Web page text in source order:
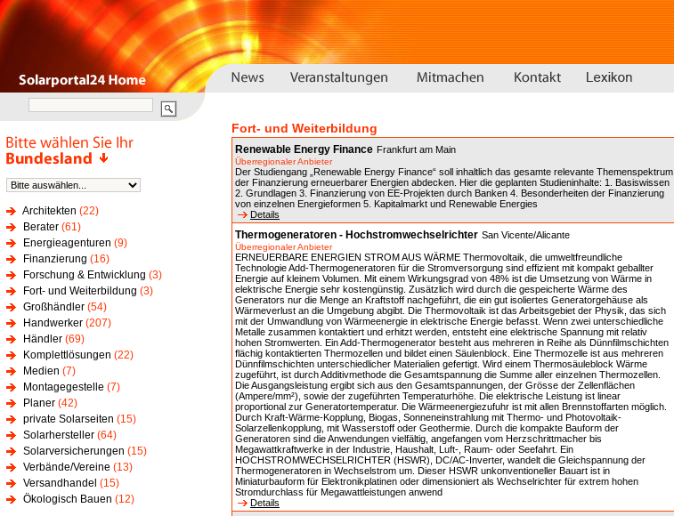
Architekten (22)
Berater (61)
Energieagenturen (9)
Finanzierung (16)
Forschung & Entwicklung (3)
Fort- und Weiterbildung (3)
Großhändler (54)
Handwerker (207)
Händler (69)
Komplettlösungen (22)
Medien (7)
Montagegestelle (7)
Planer (42)
private Solarseiten (15)
Solarhersteller (64)
Solarversicherungen (15)
Verbände/Vereine (13)
Versandhandel (15)
Ökologisch Bauen (12)
Fort- und Weiterbildung
Renewable Energy Finance Frankfurt am Main
Überregionaler Anbieter
Der Studiengang „Renewable Energy Finance“ soll inhaltlich das gesamte relevante Themenspektrum
der Finanzierung erneuerbarer Energien abdecken. Hier die geplanten Studieninhalte: 1. Basiswissen
2. Grundlagen 3. Finanzierung von EE-Projekten durch Banken 4. Besonderheiten der Finanzierung
von einzelnen Energieformen 5. Kapitalmarkt und Renewable Energies
Details
Thermogeneratoren - Hochstromwechselrichter San Vicente/Alicante
Überregionaler Anbieter
ERNEUERBARE ENERGIEN STROM AUS WÄRME Thermovoltaik, die umweltfreundliche
Technologie Add-Thermogeneratoren für die Stromversorgung sind effizient mit kompakt geballter
Energie auf kleinem Volumen. Mit einem Wirkungsgrad von 48% ist die Umsetzung von Wärme in
elektrische Energie sehr kostengünstig. Zusätzlich wird durch die gespeicherte Wärme des
Generators nur die Menge an Kraftstoff nachgeführt, die ein gut isoliertes Generatorgehäuse als
Wärmeverlust an die Umgebung abgibt. Die Thermovoltaik ist das Arbeitsgebiet der Physik, das sich
mit der Umwandlung von Wärmeenergie in elektrische Energie befasst. Wenn zwei unterschiedliche
Metalle zusammen kontaktiert und erhitzt werden, entsteht eine elektrische Spannung mit relativ
hohen Stromwerten. Ein Add-Thermogenerator besteht aus mehreren in Reihe als Dünnfilmschichten
flächig kontaktierten Thermozellen und bildet einen Säulenblock. Eine Thermozelle ist aus mehreren
Dünnfilmschichten unterschiedlicher Materialien gefertigt. Wird einem Thermosäuleblock Wärme
zugeführt, ist durch Additivmethode die Gesamtspannung die Summe aller einzelnen Thermozellen.
Die Ausgangsleistung ergibt sich aus den Gesamtspannungen, der Grösse der Zellenflächen
(Ampere/mm²), sowie der zugeführten Temperaturhöhe. Die elektrische Leistung ist linear
proportional zur Generatortemperatur. Die Wärmeenergiezufuhr ist mit allen Brennstoffarten möglich.
Durch Kraft-Wärme-Kopplung, Biogas, Sonneneinstrahlung mit Thermo- und Photovoltaik-
Solarzellenkopplung, mit Wasserstoff oder Geothermie. Durch die kompakte Bauform der
Generatoren sind die Anwendungen vielfältig, angefangen vom Herzschrittmacher bis
Megawattkraftwerke in der Industrie, Haushalt, Luft-, Raum- oder Seefahrt. Ein
HOCHSTROMWECHSELRICHTER (HSWR), DC/AC-Inverter, wandelt die Gleichspannung der
Thermogeneratoren in Wechselstrom um. Dieser HSWR unkonventioneller Bauart ist in
Miniaturbauform für Elektronikplatinen oder dimensioniert als Wechselrichter für extrem hohen
Stromdurchlass für Megawattleistungen anwend
Details